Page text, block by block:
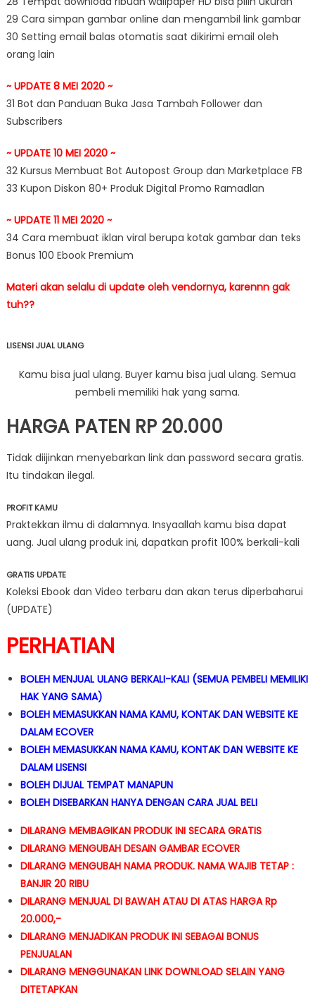
29 Cara simpan gambar online dan mengambil link gambar
30 Setting email balas otomatis saat dikirimi email oleh
orang lain
~ UPDATE 8 MEI 2020 ~
31 Bot dan Panduan Buka Jasa Tambah Follower dan
Subscribers
~ UPDATE 10 MEI 2020 ~
32 Kursus Membuat Bot Autopost Group dan Marketplace FB
33 Kupon Diskon 80+ Produk Digital Promo Ramadlan
~ UPDATE 11 MEI 2020 ~
34 Cara membuat iklan viral berupa kotak gambar dan teks
Bonus 100 Ebook Premium
Materi akan selalu di update oleh vendornya, karennn gak
tuh??
LISENSI JUAL ULANG
Kamu bisa jual ulang. Buyer kamu bisa jual ulang. Semua
pembeli memiliki hak yang sama.
HARGA PATEN RP 20.000
Tidak diijinkan menyebarkan link dan password secara gratis.
Itu tindakan ilegal.
PROFIT KAMU
Praktekkan ilmu di dalamnya. Insyaallah kamu bisa dapat
uang. Jual ulang produk ini, dapatkan profit 100% berkali-kali
GRATIS UPDATE
Koleksi Ebook dan Video terbaru dan akan terus diperbaharui
(UPDATE)
PERHATIAN
BOLEH MENJUAL ULANG BERKALI-KALI (SEMUA PEMBELI MEMILIKI
HAK YANG SAMA)
BOLEH MEMASUKKAN NAMA KAMU, KONTAK DAN WEBSITE KE
DALAM ECOVER
BOLEH MEMASUKKAN NAMA KAMU, KONTAK DAN WEBSITE KE
DALAM LISENSI
BOLEH DIJUAL TEMPAT MANAPUN
BOLEH DISEBARKAN HANYA DENGAN CARA JUAL BELI
DILARANG MEMBAGIKAN PRODUK INI SECARA GRATIS
DILARANG MENGUBAH DESAIN GAMBAR ECOVER
DILARANG MENGUBAH NAMA PRODUK. NAMA WAJIB TETAP :
BANJIR 20 RIBU
DILARANG MENJUAL DI BAWAH ATAU DI ATAS HARGA Rp
20.000,-
DILARANG MENJADIKAN PRODUK INI SEBAGAI BONUS
PENJUALAN
DILARANG MENGGUNAKAN LINK DOWNLOAD SELAIN YANG
DITETAPKAN